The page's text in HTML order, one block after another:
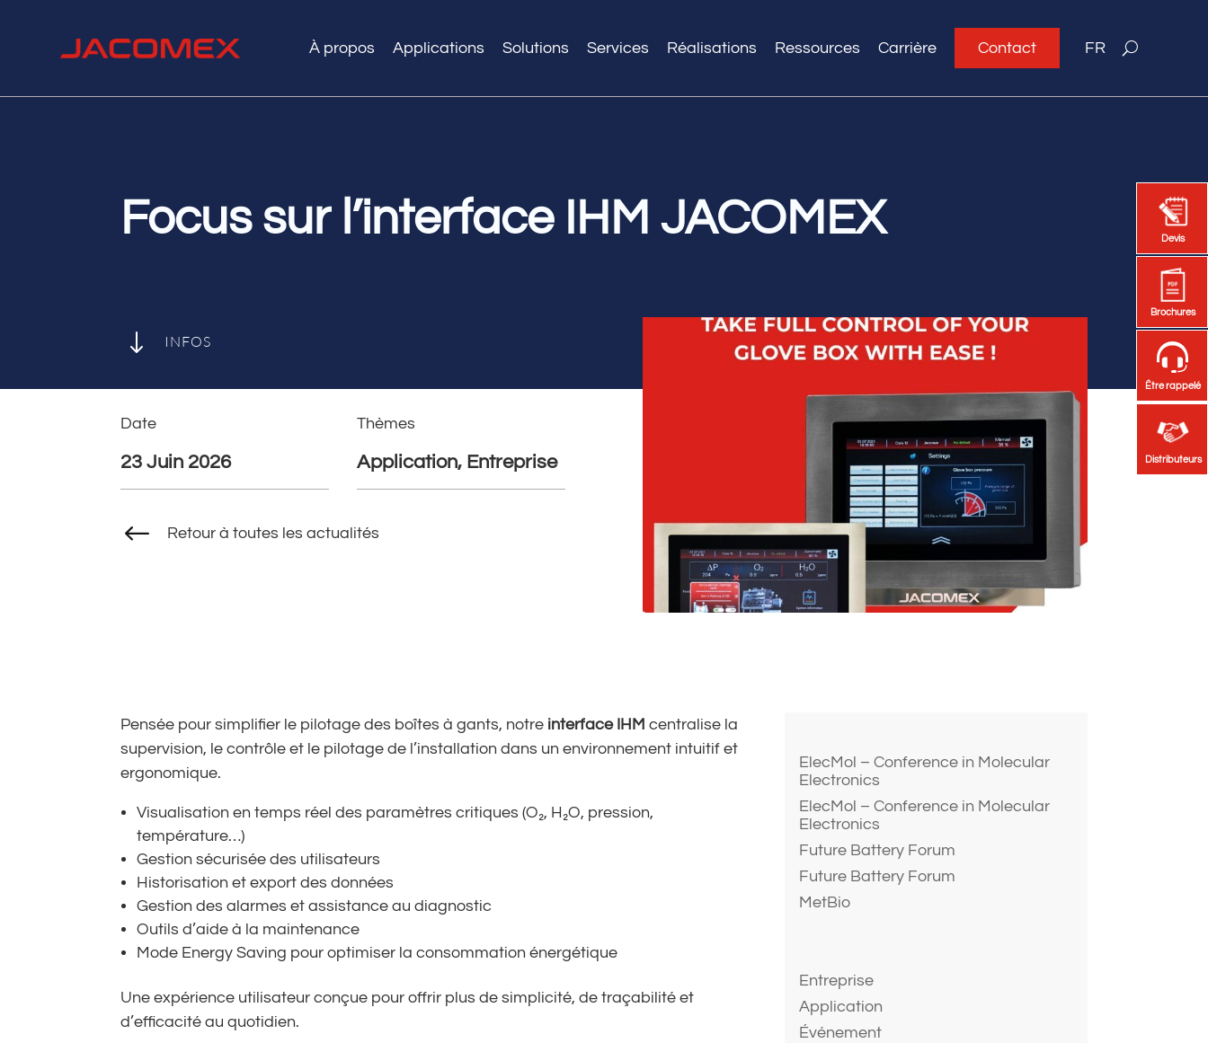
Devis
Brochures
Être rappelé
Distributeurs
Devis
Brochures
Être rappelé
Distributeurs
À propos Applications Solutions Services Réalisations Ressources Carrière Contact FR
Focus sur l’interface IHM JACOMEX
" INFOS
Date
23 Juin 2026
Thèmes
Application, Entreprise
# Retour à toutes les actualités
Pensée pour simplifier le pilotage des boîtes à gants, notre interface IHM centralise la
supervision, le contrôle et le pilotage de l’installation dans un environnement intuitif et
ergonomique.
Visualisation en temps réel des paramètres critiques (O₂, H₂O, pression,
température…)
Gestion sécurisée des utilisateurs
Historisation et export des données
Gestion des alarmes et assistance au diagnostic
Outils d’aide à la maintenance
Mode Energy Saving pour optimiser la consommation énergétique
Une expérience utilisateur conçue pour offrir plus de simplicité, de traçabilité et
d’efficacité au quotidien.
ElecMol – Conference in Molecular
Electronics
ElecMol – Conference in Molecular
Electronics
Future Battery Forum
Future Battery Forum
MetBio
Entreprise
Application
Événement